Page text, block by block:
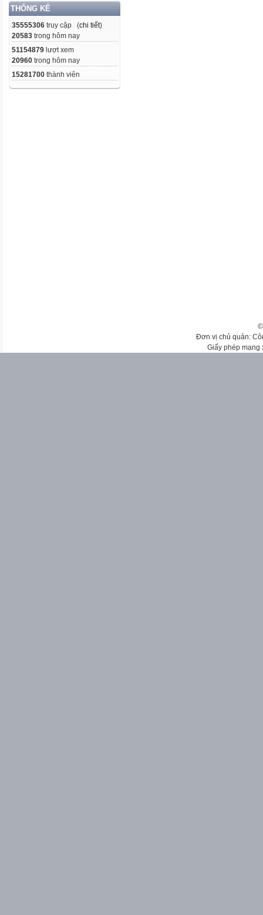
THỐNG KÊ
35555306 truy cập (chi tiết)
20583 trong hôm nay
51154879 lượt xem
20960 trong hôm nay
15281700 thành viên
Đơn vị chủ quản:
Giấy phép mạng